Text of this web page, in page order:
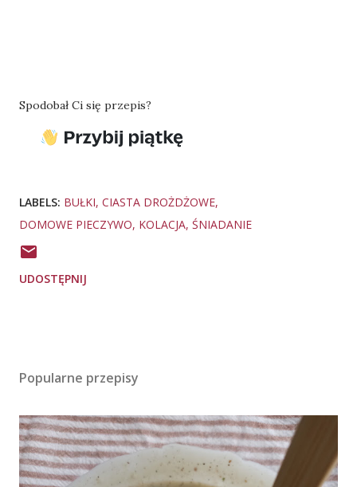
Spodobał Ci się przepis?
LABELS: BUŁKI CIASTA DROŻDŻOWE
DOMOWE PIECZYWO KOLACJA ŚNIADANIE
UDOSTĘPNIJ
Popularne przepisy